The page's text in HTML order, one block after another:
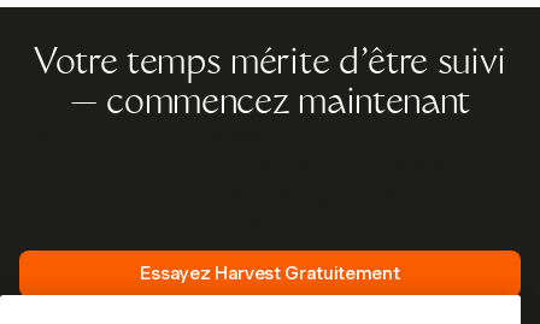
Votre temps mérite d'être suivi
— commencez maintenant
Essayez Harvest Gratuitement